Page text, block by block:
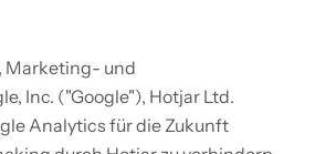
Marketing- und
Inc. ("Google"), Hotjar Ltd.
Analytics für die Zukunft